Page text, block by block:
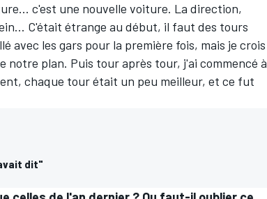
c'est une nouvelle voiture. La direction,
C'était étrange au début, il faut des tours
avec les gars pour la première fois, mais je crois
notre plan. Puis tour après tour, j'ai commencé à
chaque tour était un peu meilleur, et ce fut
dit"